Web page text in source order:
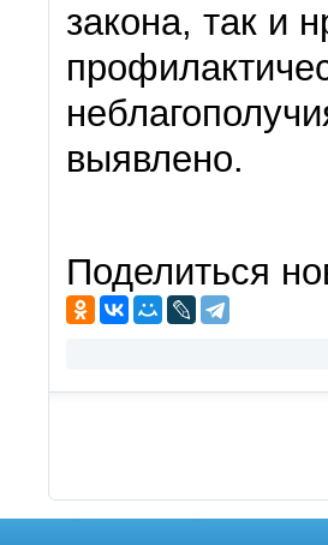
закона, так и
выявлено.
Поделиться